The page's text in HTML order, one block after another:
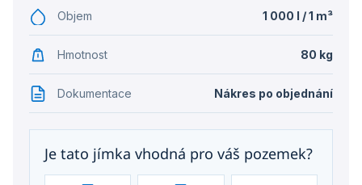
Objem 1 000 l / 1 m³
Hmotnost 80 kg
Dokumentace Nákres po objednání
Je tato jímka vhodná pro váš pozemek?